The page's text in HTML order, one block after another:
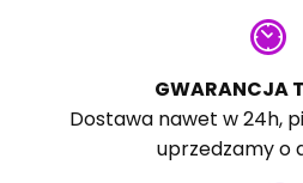
GWARANCJA
Dostawa nawet w 24h,
uprzedzamy o